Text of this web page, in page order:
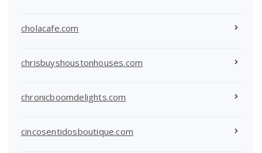
cholacafe.com
chrisbuyshoustonhouses.com
chronicboomdelights.com
cincosentidosboutique.com